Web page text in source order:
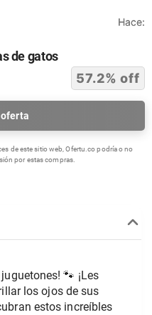
Hace:
de gatos
57.2% off
de este sitio web, Ofertu.co podría o no
por estas compras.
🐾 ¡Les
los ojos de sus
estos increíbles